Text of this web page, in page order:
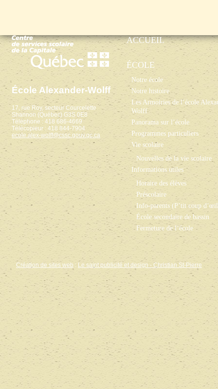
École Alexander-Wolff
17, rue Roy, secteur Courcelette
Shannon (Québec) G3S 0E8
Téléphone : 418 686-4669
Télécopieur : 418 844-7904
ecole.alex-wolff@cssc.gouv.qc.ca
ACCUEIL
ÉCOLE
Notre école
Notre histoire
Les Armoiries de l’école
Wolff
Panorama sur l’école
Programmes particuliers
Vie scolaire
Nouvelles de la vie scolaire
Informations utiles
Horaire des élèves
Préscolaire
Info-parents (P’tit coup
École secondaire de bassin
Fermeture de l’école
Création de sites web : Le saint publicité et design - Christian St-Pierre